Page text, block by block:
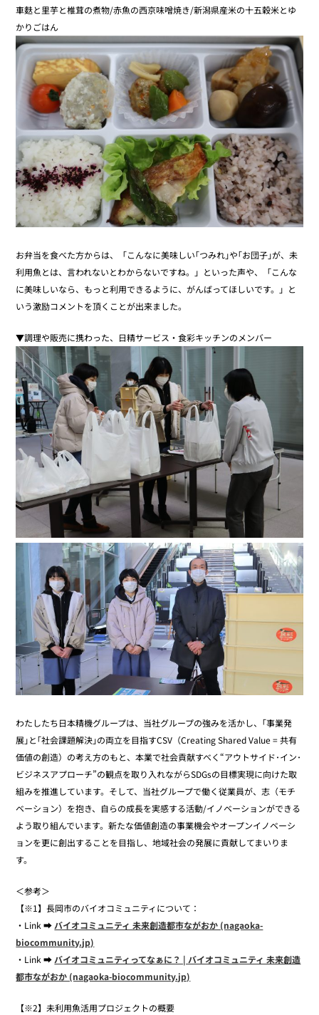
車麩と里芋と椎茸の煮物/赤魚の西京味噌焼き/新潟県産米の十五穀米とゆ
かりごはん
お弁当を食べた方からは、「こんなに美味しい｢つみれ｣や｢お団子｣が、未
利用魚とは、言われないとわからないですね。」といった声や、「こんな
に美味しいなら、もっと利用できるように、がんばってほしいです。」と
いう激励コメントを頂くことが出来ました。
▼調理や販売に携わった、日精サービス・食彩キッチンのメンバー
わたしたち日本精機グループは、当社グループの強みを活かし、｢事業発
展｣と｢社会課題解決｣の両立を目指すCSV（Creating Shared Value = 共有
価値の創造）の考え方のもと、本業で社会貢献すべく“アウトサイド･イン･
ビジネスアプローチ”の観点を取り入れながらSDGsの目標実現に向けた取
組みを推進しています。そして、当社グループで働く従業員が、志（モチ
ベーション）を抱き、自らの成長を実感する活動/イノベーションができる
よう取り組んでいます。新たな価値創造の事業機会やオープンイノベーシ
ョンを更に創出することを目指し、地域社会の発展に貢献してまいりま
す。
＜参考＞
【※1】長岡市のバイオコミュニティについて：
・Link ➡ バイオコミュニティ 未来創造都市ながおか (nagaoka-
biocommunity.jp)
・Link ➡ バイオコミュニティってなぁに？ | バイオコミュニティ 未来創造
都市ながおか (nagaoka-biocommunity.jp)
【※2】未利用魚活用プロジェクトの概要